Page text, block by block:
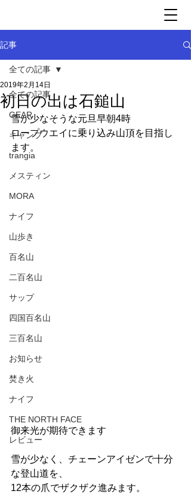
記事
全ての記事
GEAR
キャンプ
trangia
メスティン
MORA
ナイフ
山歩き
百名山
二百名山
サップ
四国百名山
三百名山
お知らせ
焚き火
ナイフ
THE NORTH FACE
レビュー
全ての記事
初日の出は石鎚山
2019年2月14日
雪が少なそうな元旦早朝4時
ロープウエイに乗り込み山頂を目指し
ます。
御来光が期待できます
雪が少なく、チェーンアイゼンで十分
な登山道を、
12本の爪でザクザク進みます。